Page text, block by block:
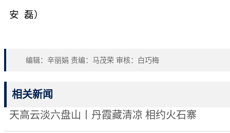
安 磊）
编辑：辛丽娟 责编：马茂荣 审核：白巧梅
相关新闻
天高云淡六盘山丨丹霞藏清凉 相约火石寨